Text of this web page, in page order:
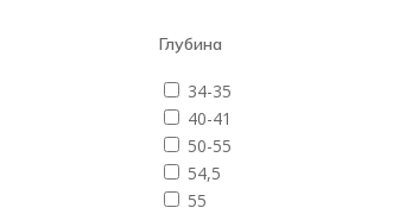
Глубина
34-35
40-41
50-55
54,5
55